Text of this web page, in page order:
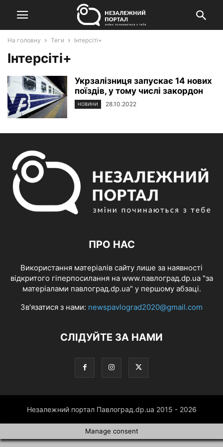
На головну Теги Інтерсіті+
Інтерсіті+
Укрзалізниця запускає 14 нових
поїздів, у тому числі закордон
НОВИНИ 28.10.2022
ПРО НАС
Використання матеріалів сайту лише за наявності
відкритого гіперпосилання на www.павлоград.dp.ua "за
матеріалами павлоград.dp.ua" у першому абзаці.
Зв'язатися з нами: newspavlograd2020@gmail.com
СЛІДУЙТЕ ЗА НАМИ
Незалежний портал Павлоград.dp.ua 2015 - 2026
Manage consent